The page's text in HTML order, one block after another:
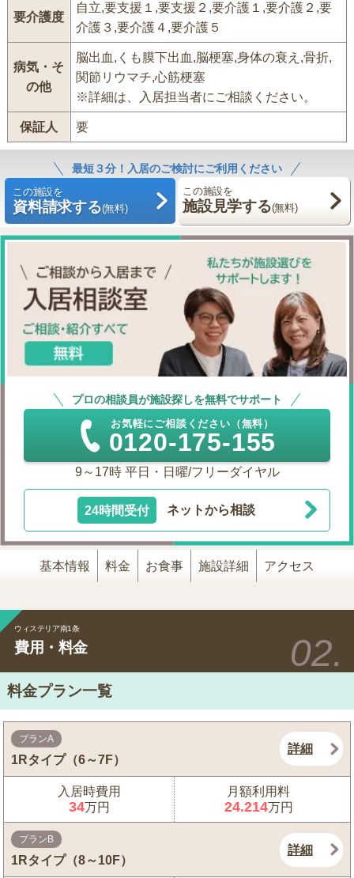
要介護度
自立,要支援１,要支援２,要介護１,要介護２,要
介護３,要介護４,要介護５
病気・そ
の他
脳出血,くも膜下出血,脳梗塞,身体の衰え,骨折,
関節リウマチ,心筋梗塞
※詳細は、入居担当者にご相談ください。
保証人 要
最短３分！入居のご検討にご利用ください
この施設を
資料請求する(無料)
この施設を
施設見学する(無料)
プロの相談員が施設探しを無料でサポート
お気軽にご相談ください（無料）
0120-175-155
9～17時 平日・日曜/フリーダイヤル
24時間受付 ネットから相談
基本情報 料金 お食事 施設詳細 アクセス
ウィステリア南1条
費用・料金
料金プラン一覧
プランA
1Rタイプ（6～7F）
詳細
入居時費用
34万円
月額利用料
24.214万円
プランB
1Rタイプ（8～10F）
詳細